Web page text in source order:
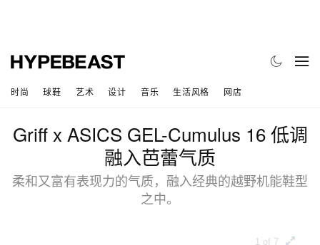
时尚 球鞋 艺术 设计 音乐 生活风格 网店
Griff x ASICS GEL-Cumulus 16 低调
融入芭蕾气质
柔和又富有表现力的气质，融入经典的越野机能鞋型
之中。
1 of 7